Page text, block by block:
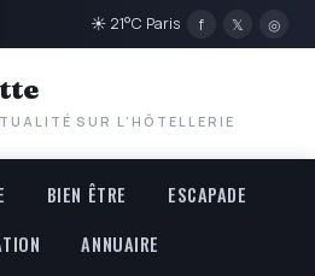
☀ 21°C Paris f 𝕏 ◎
SUR L'HÔTELLERIE
BIEN ÊTRE
ESCAPADE
ANNUAIRE